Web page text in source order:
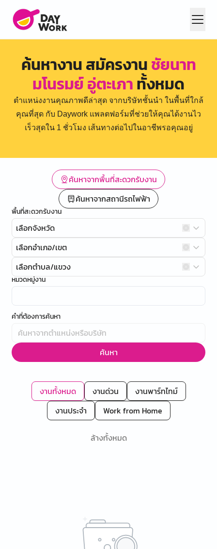
ค้นหางาน สมัครงานชัยนาท
มโนรมย์ อู่ตะเภาทั้งหมด
ตำแหน่งงานคุณภาพดีล่าสุด จากบริษัทชั้นนำ ในพื้นที่ใกล้
คุณที่สุด กับ Daywork แพลตฟอร์มที่ช่วยให้คุณได้งานไว
เร็วสุดใน 1 ชั่วโมง เส้นทางต่อไปในอาชีพรอคุณอยู่
ค้นหาจากพื้นที่สะดวกรับงาน
ค้นหาจากสถานีรถไฟฟ้า
พื้นที่สะดวกรับงาน
เลือกจังหวัด
เลือกอำเภอ/เขต
เลือกตำบล/แขวง
หมวดหมู่งาน
คำที่ต้องการค้นหา
ค้นหา
งานทั้งหมด งานด่วน
งานพาร์ทไทม์
งานประจำ
Work from Home
ล้างทั้งหมด